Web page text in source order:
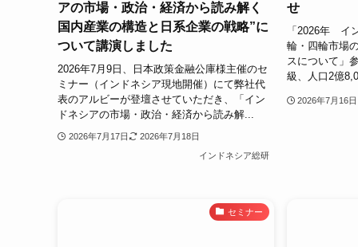
アの市場・政治・経済から読み解く
国内産業の構造と日系企業の戦略”に
ついて講演しました
2026年7月9日、日本政策金融公庫様主催のセ
ミナー（インドネシア現地開催）にて弊社代
表のアルビーが登壇させていただき、「イン
ドネシアの市場・政治・経済から読み解...
2026年7月17日 2026年7月18日
インドネシア総研
せ
「2026年 イ
輪・四輪市場
スについて」
級、人口2億
2026年7月16日
セミナー